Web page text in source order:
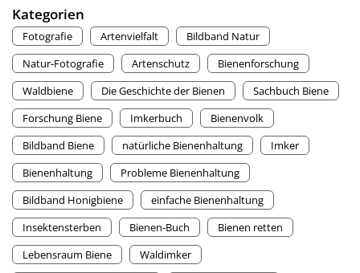
Kategorien
Fotografie Artenvielfalt
Bildband Natur
Natur-Fotografie
Artenschutz
Bienenforschung
Waldbiene
Die Geschichte der Bienen
Sachbuch Biene
Forschung Biene
Imkerbuch
Bienenvolk
Bildband Biene
natürliche Bienenhaltung
Imker
Bienenhaltung
Probleme Bienenhaltung
Bildband Honigbiene
einfache Bienenhaltung
Insektensterben
Bienen-Buch
Bienen retten
Lebensraum Biene
Waldimker